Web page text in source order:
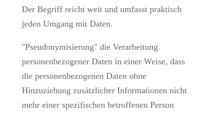
Der Begriff reicht weit und umfasst praktisch
jeden Umgang mit Daten.
"Pseudonymisierung" die Verarbeitung
personenbezogener Daten in einer Weise, dass
die personenbezogenen Daten ohne
Hinzuziehung zusätzlicher Informationen nicht
mehr einer spezifischen betroffenen Person